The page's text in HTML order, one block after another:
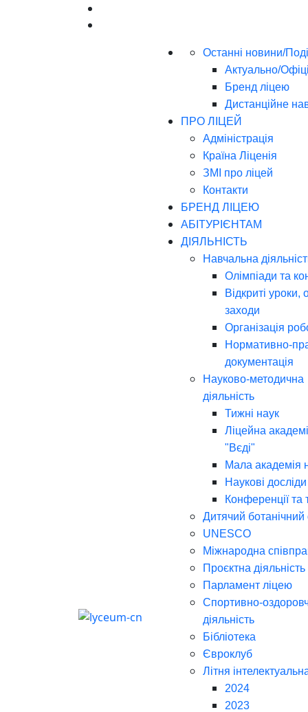
Останні новини/
Актуально/
Бренд ліцею
Дистанційне
ПРО ЛІЦЕЙ
Адміністрація
Країна Ліценія
ЗМІ про ліцей
Контакти
БРЕНД ЛІЦЕЮ
АБІТУРІЄНТАМ
ДІЯЛЬНІСТЬ
Навчальна
Олімпіади та
Відкриті уроки,
заходи
Організація
Нормативно-
документація
Науково-методична
діяльність
Тижні наук
Ліцейна
"Вєді"
Мала академія
Наукові досліди
Конференції та
Дитячий ботанічний
UNESCO
Міжнародна
Проєктна діяльність
Парламент ліцею
Спортивно-
діяльність
Бібліотека
Євроклуб
Літня
2024
2023